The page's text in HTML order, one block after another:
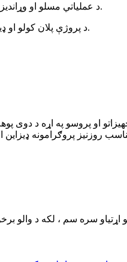
د عملیاتي مسلو او وړاندیز شوي حلونو پیژندلو لپاره د سیسټم پلټنې ترسره کړئ.
د پروژې پلان کولو او ډیزاین ملاتړ کولو لپاره لیرې یا په سایټ کې بوخت شئ.